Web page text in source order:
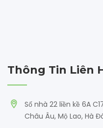
Thông Tin Liên
Số nhà 22 liền kề 6A
Châu Âu, Mộ Lao, Hà